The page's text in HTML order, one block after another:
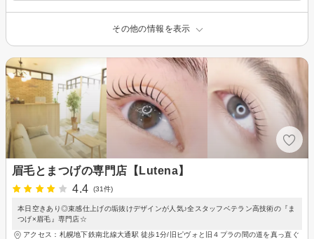
その他の情報を表示
眉毛とまつげの専門店【Lutena】
4.4
(31件)
本日空きあり◎束感仕上げの垢抜けデザインが人気♪全スタッフベテラン高技術の『ま
つげ×眉毛』専門店☆
アクセス：札幌地下鉄南北線大通駅 徒歩1分/旧ピヴォと旧４プラの間の道を真っ直ぐ